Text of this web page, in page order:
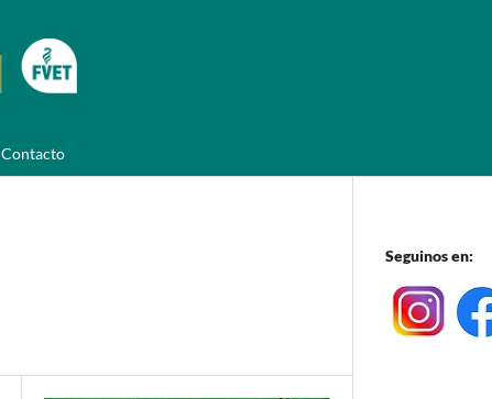
Contacto
Seguinos en: